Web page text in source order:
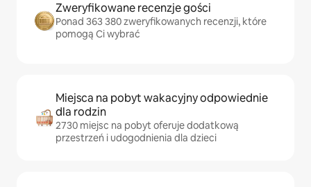
Zweryfikowane recenzje gości
Ponad 363 380 zweryfikowanych recenzji, które
pomogą Ci wybrać
Miejsca na pobyt wakacyjny odpowiednie
dla rodzin
2730 miejsc na pobyt oferuje dodatkową
przestrzeń i udogodnienia dla dzieci